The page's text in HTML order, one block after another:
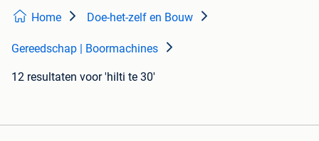
Home Doe-het-zelf en Bouw
Gereedschap | Boormachines
12 resultaten voor 'hilti te 30'